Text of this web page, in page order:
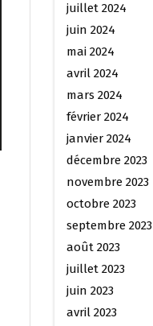
juillet 2024
juin 2024
mai 2024
avril 2024
mars 2024
février 2024
janvier 2024
décembre 2023
novembre 2023
octobre 2023
septembre 2023
août 2023
juillet 2023
juin 2023
avril 2023